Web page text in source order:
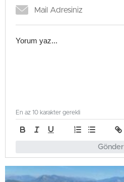
Gönder
En az 10 karakter gerekli